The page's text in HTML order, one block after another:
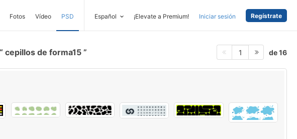
Fotos Vídeo PSD Español ¡Elevate a Premium! Iniciar sesión Regístrate
cepillos de forma15 1 de 16